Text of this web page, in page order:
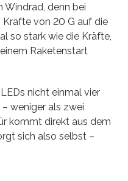
denn bei
von 20 G auf die
so stark wie die Kräfte,
Raketenstart
nicht einmal vier
weniger als zwei
kommt direkt aus dem
sich also selbst –